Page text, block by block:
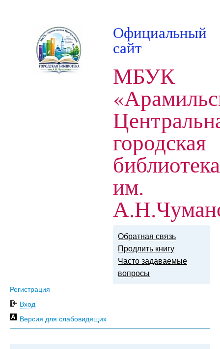
Официальный
сайт
МБУК
городская
библиотека
им.
Обратная связь
Продлить книгу
Часто задаваемые
вопросы
Регистрация
Вход
Версия для слабовидящих